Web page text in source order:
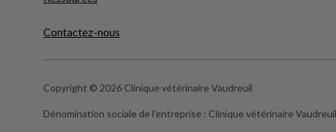
Contactez-nous
Copyright © 2026 Clinique vétérinaire Vaudreuil
Dénomination sociale de l'entreprise : Clinique vétérinaire Vaudreuil